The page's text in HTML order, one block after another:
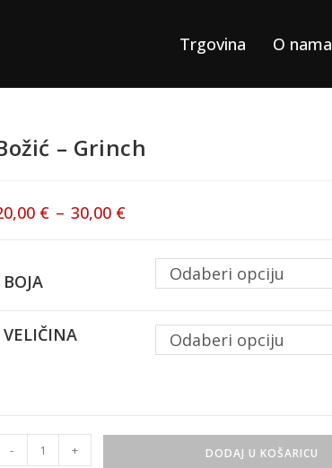
Trgovina O nama
– Grinch
€ – 30,00 €
BOJA Odaberi opciju
VELIČINA Odaberi opciju
- + DODAJ U KOŠARICU